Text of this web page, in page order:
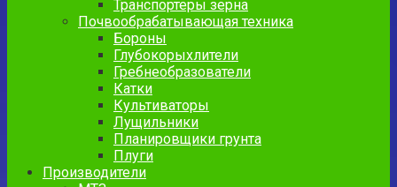
Транспортеры зерна
Почвообрабатывающая техника
Бороны
Глубокорыхлители
Гребнеобразователи
Катки
Культиваторы
Лущильники
Планировщики грунта
Плуги
Производители